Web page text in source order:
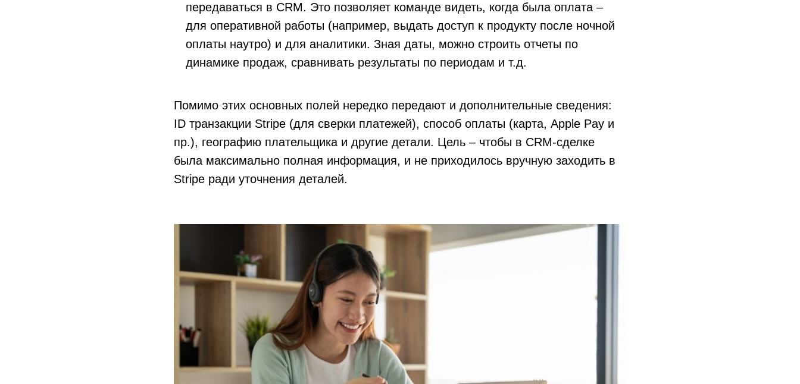
передаваться в CRM. Это позволяет команде видеть, когда была оплата –
для оперативной работы (например, выдать доступ к продукту после ночной
оплаты наутро) и для аналитики. Зная даты, можно строить отчеты по
динамике продаж, сравнивать результаты по периодам и т.д.
Помимо этих основных полей нередко передают и дополнительные сведения:
ID транзакции Stripe (для сверки платежей), способ оплаты (карта, Apple Pay и
пр.), географию плательщика и другие детали. Цель – чтобы в CRM-сделке
была максимально полная информация, и не приходилось вручную заходить в
Stripe ради уточнения деталей.